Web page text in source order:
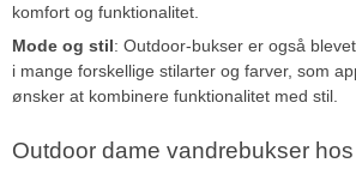
komfort og funktionalitet.
Mode og stil: Outdoor-bukser er også
i mange forskellige stilarter og farver, som
ønsker at kombinere funktionalitet med stil.
Outdoor dame vandrebukser